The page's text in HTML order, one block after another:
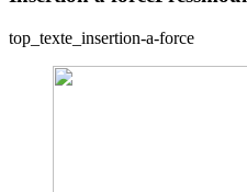
top_texte_insertion-a-force